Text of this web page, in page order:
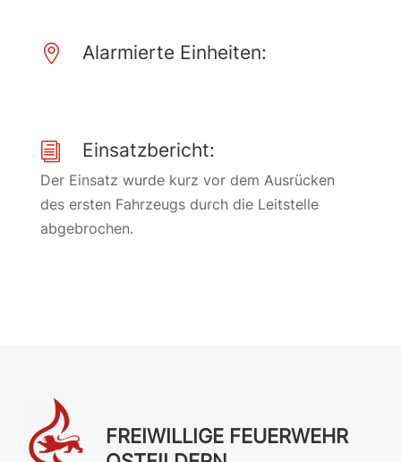
 Alarmierte Einheiten:
i Einsatzbericht:
Der Einsatz wurde kurz vor dem Ausrücken
des ersten Fahrzeugs durch die Leitstelle
abgebrochen.
FREIWILLIGE FEUERWEHR